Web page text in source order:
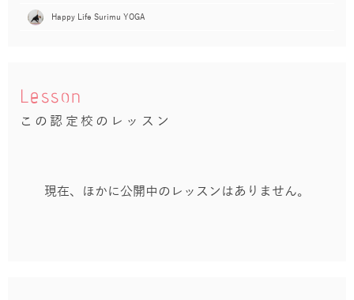
Happy Life Surimu YOGA
Lesson
この認定校のレッスン
現在、ほかに公開中のレッスンはありません。